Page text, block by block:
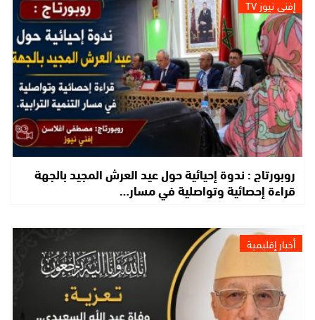
إفني نيوز TV
روبورتاج : ندوة إحيائية حول عيد العرش المجيد بالجهة
قراءة إحصائية وتواصلية في مسار…
أخبار إقليمية